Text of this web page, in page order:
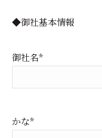
◆御社基本情報
御社名*
かな*